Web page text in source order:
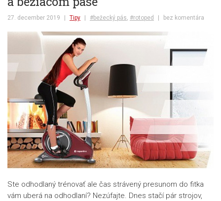
27. december 2019 | Tipy | #bežecký pás #rotoped | bez komentára
Ste odhodlaný trénovať ale čas strávený presunom do fitka
vám uberá na odhodlaní? Nezúfajte. Dnes stačí pár strojov,